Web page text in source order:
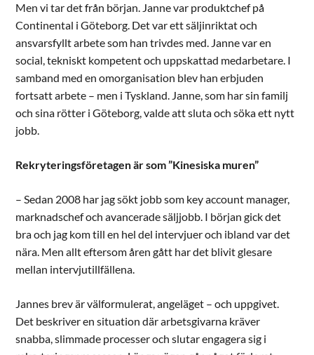
Men vi tar det från början. Janne var produktchef på
Continental i Göteborg. Det var ett säljinriktat och
ansvarsfyllt arbete som han trivdes med. Janne var en
social, tekniskt kompetent och uppskattad medarbetare. I
samband med en omorganisation blev han erbjuden
fortsatt arbete – men i Tyskland. Janne, som har sin familj
och sina rötter i Göteborg, valde att sluta och söka ett nytt
jobb.
Rekryteringsföretagen är som ”Kinesiska muren”
– Sedan 2008 har jag sökt jobb som key account manager,
marknadschef och avancerade säljjobb. I början gick det
bra och jag kom till en hel del intervjuer och ibland var det
nära. Men allt eftersom åren gått har det blivit glesare
mellan intervjutillfällena.
Jannes brev är välformulerat, angeläget – och uppgivet.
Det beskriver en situation där arbetsgivarna kräver
snabba, slimmade processer och slutar engagera sig i